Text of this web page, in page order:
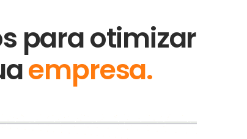
para otimizar
empresa.